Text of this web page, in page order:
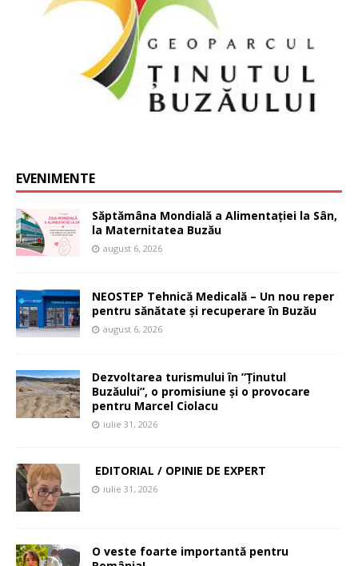
EVENIMENTE
Săptămâna Mondială a Alimentației la Sân,
la Maternitatea Buzău
august 6, 2026
NEOSTEP Tehnică Medicală – Un nou reper
pentru sănătate și recuperare în Buzău
august 6, 2026
Dezvoltarea turismului în ”Ținutul
Buzăului”, o promisiune și o provocare
pentru Marcel Ciolacu
iulie 31, 2026
EDITORIAL / OPINIE DE EXPERT
iulie 31, 2026
O veste foarte importantă pentru